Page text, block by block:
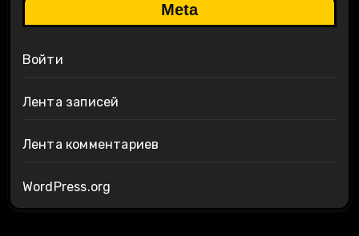
Meta
Войти
Лента записей
Лента комментариев
WordPress.org